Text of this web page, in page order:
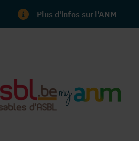
Plus d'infos sur l'ANM